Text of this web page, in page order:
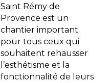
Saint Rémy de
Provence est un
chantier important
pour tous ceux qui
souhaitent rehausser
l’esthétisme et la
fonctionnalité de leurs